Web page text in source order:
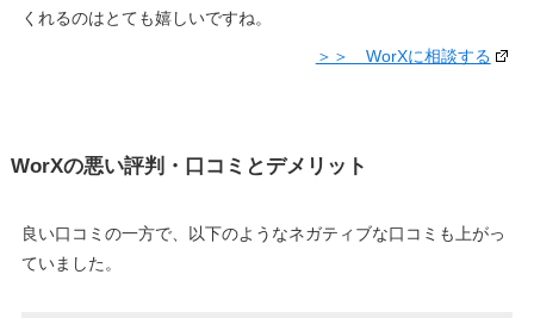
くれるのはとても嬉しいですね。
＞＞ WorXに相談する
WorXの悪い評判・口コミとデメリット
良い口コミの一方で、以下のようなネガティブな口コミも上がっ
ていました。